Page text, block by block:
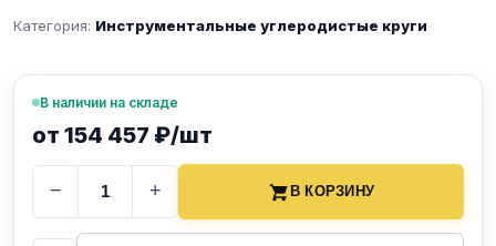
Категория: Инструментальные углеродистые круги
В наличии на складе
от 154 457 ₽/шт
− + В КОРЗИНУ